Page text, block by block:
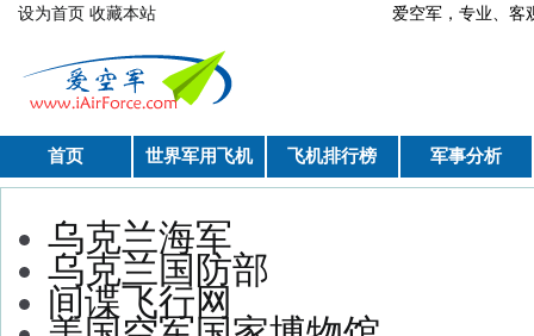
跳转到主要内容
设为首页 收藏本站 爱空军，专业、
首页 世界军用飞机 飞机排行榜 军事分析
你在这里
乌克兰海军
乌克兰国防部
间谍飞行网